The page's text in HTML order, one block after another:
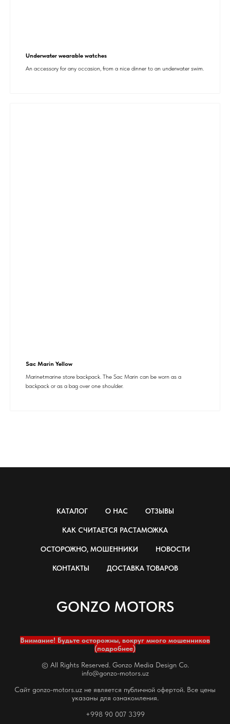
Underwater wearable watches
An accessory for any occasion, from a nice dinner to an underwater swim.
Sac Marin Yellow
Marinetmarine store backpack. The Sac Marin can be worn as a
backpack or as a bag over one shoulder.
КАТАЛОГ О НАС ОТЗЫВЫ
КАК СЧИТАЕТСЯ РАСТАМОЖКА
ОСТОРОЖНО, МОШЕННИКИ НОВОСТИ
КОНТАКТЫ ДОСТАВКА ТОВАРОВ
GONZO MOTORS
Внимание! Будьте осторожны, вокруг много мошенников
(подробнее)
© All Rights Reserved. Gonzo Media Design Co.
info@gonzo-motors.uz
Сайт gonzo-motors.uz не является публичной офертой. Все цены
указаны для ознакомления.
+998 90 007 3399